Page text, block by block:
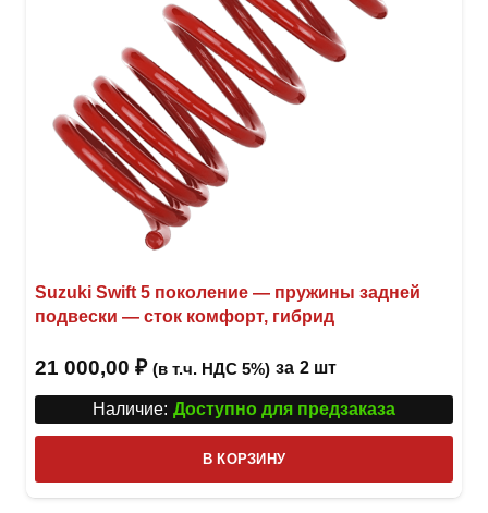
Suzuki Swift 5 поколение — пружины задней
подвески — сток комфорт, гибрид
21 000,00 ₽ (в т.ч. НДС 5%) за 2 шт
Наличие: Доступно для предзаказа
В КОРЗИНУ